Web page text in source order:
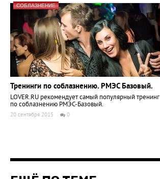
СОБЛАЗНЕНИЕ
Тренинги по соблазнению. РМЭС Базовый.
LOVER.RU рекомендует самый популярный тренинг
по соблазнению РМЭС-Базовый.
20 сентября 2015 0